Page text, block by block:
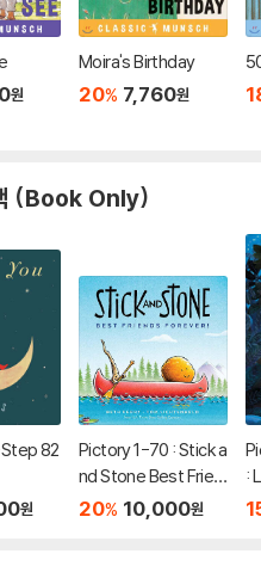
원
Moira's Birthday
20% 7,760원
(Book Only)
82
원
Pictory 1-70 : Stick a
nd Stone Best Frien
ds Forever!
20% 10,000원
: